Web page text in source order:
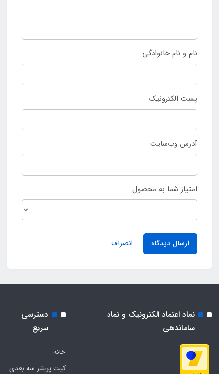
نام و نام خانوادگی
پست الکترونیک
آدرس وب‌سایت
امتیاز شما به محصول
ارسال دیدگاه انصراف
نماد اعتماد الکترونیک و نماد
ساماندهی
دسترسی
سریع
خانه
کیت پرینتر سه بعدی